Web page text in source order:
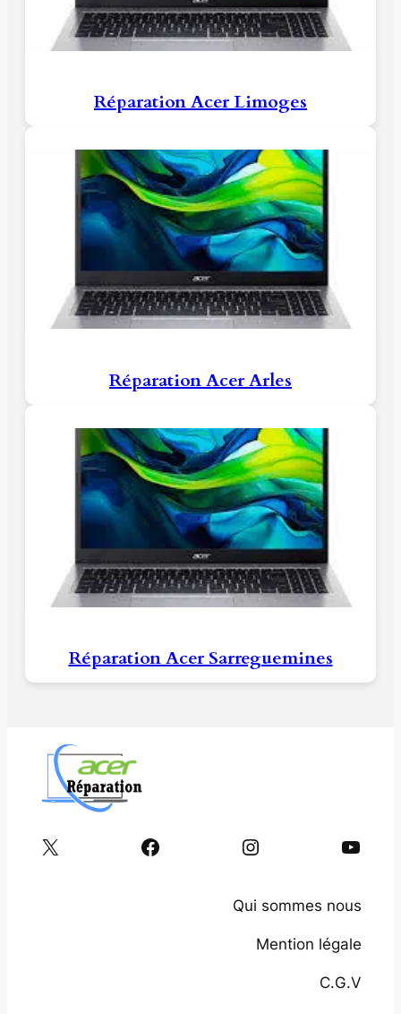
Réparation Acer Limoges
Réparation Acer Arles
Réparation Acer Sarreguemines
X Facebook Instagram YouTube
Qui sommes nous
Mention légale
C.G.V